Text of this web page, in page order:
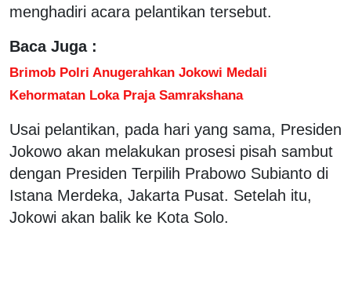
menghadiri acara pelantikan tersebut.
Baca Juga :
Brimob Polri Anugerahkan Jokowi Medali
Kehormatan Loka Praja Samrakshana
Usai pelantikan, pada hari yang sama, Presiden
Jokowo akan melakukan prosesi pisah sambut
dengan Presiden Terpilih Prabowo Subianto di
Istana Merdeka, Jakarta Pusat. Setelah itu,
Jokowi akan balik ke Kota Solo.